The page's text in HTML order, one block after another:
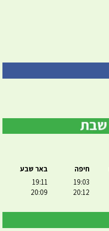
חיפה
19:03
20:12
באר שבע
19:11
20:09